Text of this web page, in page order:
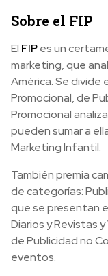
Sobre el FIP
El FIPes un
marketing, que
América. Se
Promocional, de
Promocional
pueden sumar a
Marketing Infantil.
También premia
de categorías:
que se presentan
Diarios y Revistas
de Publicidad no
eventos.